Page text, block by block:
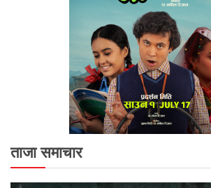
ताजा समाचार